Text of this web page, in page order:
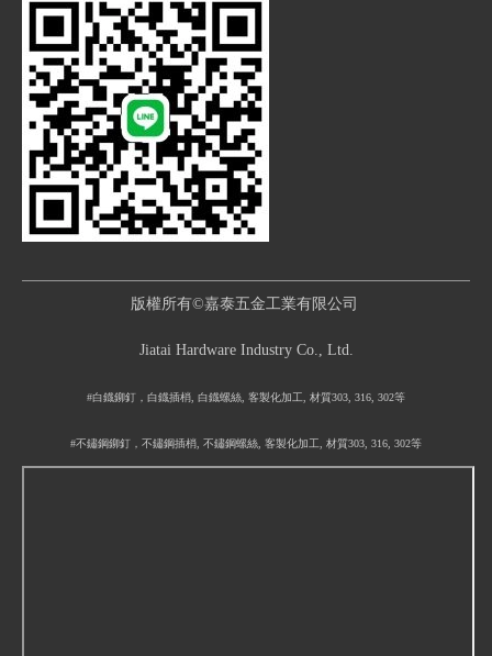
版權所有©嘉泰五金工業有限公司
Jiatai Hardware Industry Co., Ltd.
#白鐡鉚釘，白鐡插梢, 白鐡螺絲, 客製化加工, 材質303, 316, 302等
#不鏽鋼鉚釘，不鏽鋼插梢, 不鏽鋼螺絲, 客製化加工, 材質303, 316, 302等